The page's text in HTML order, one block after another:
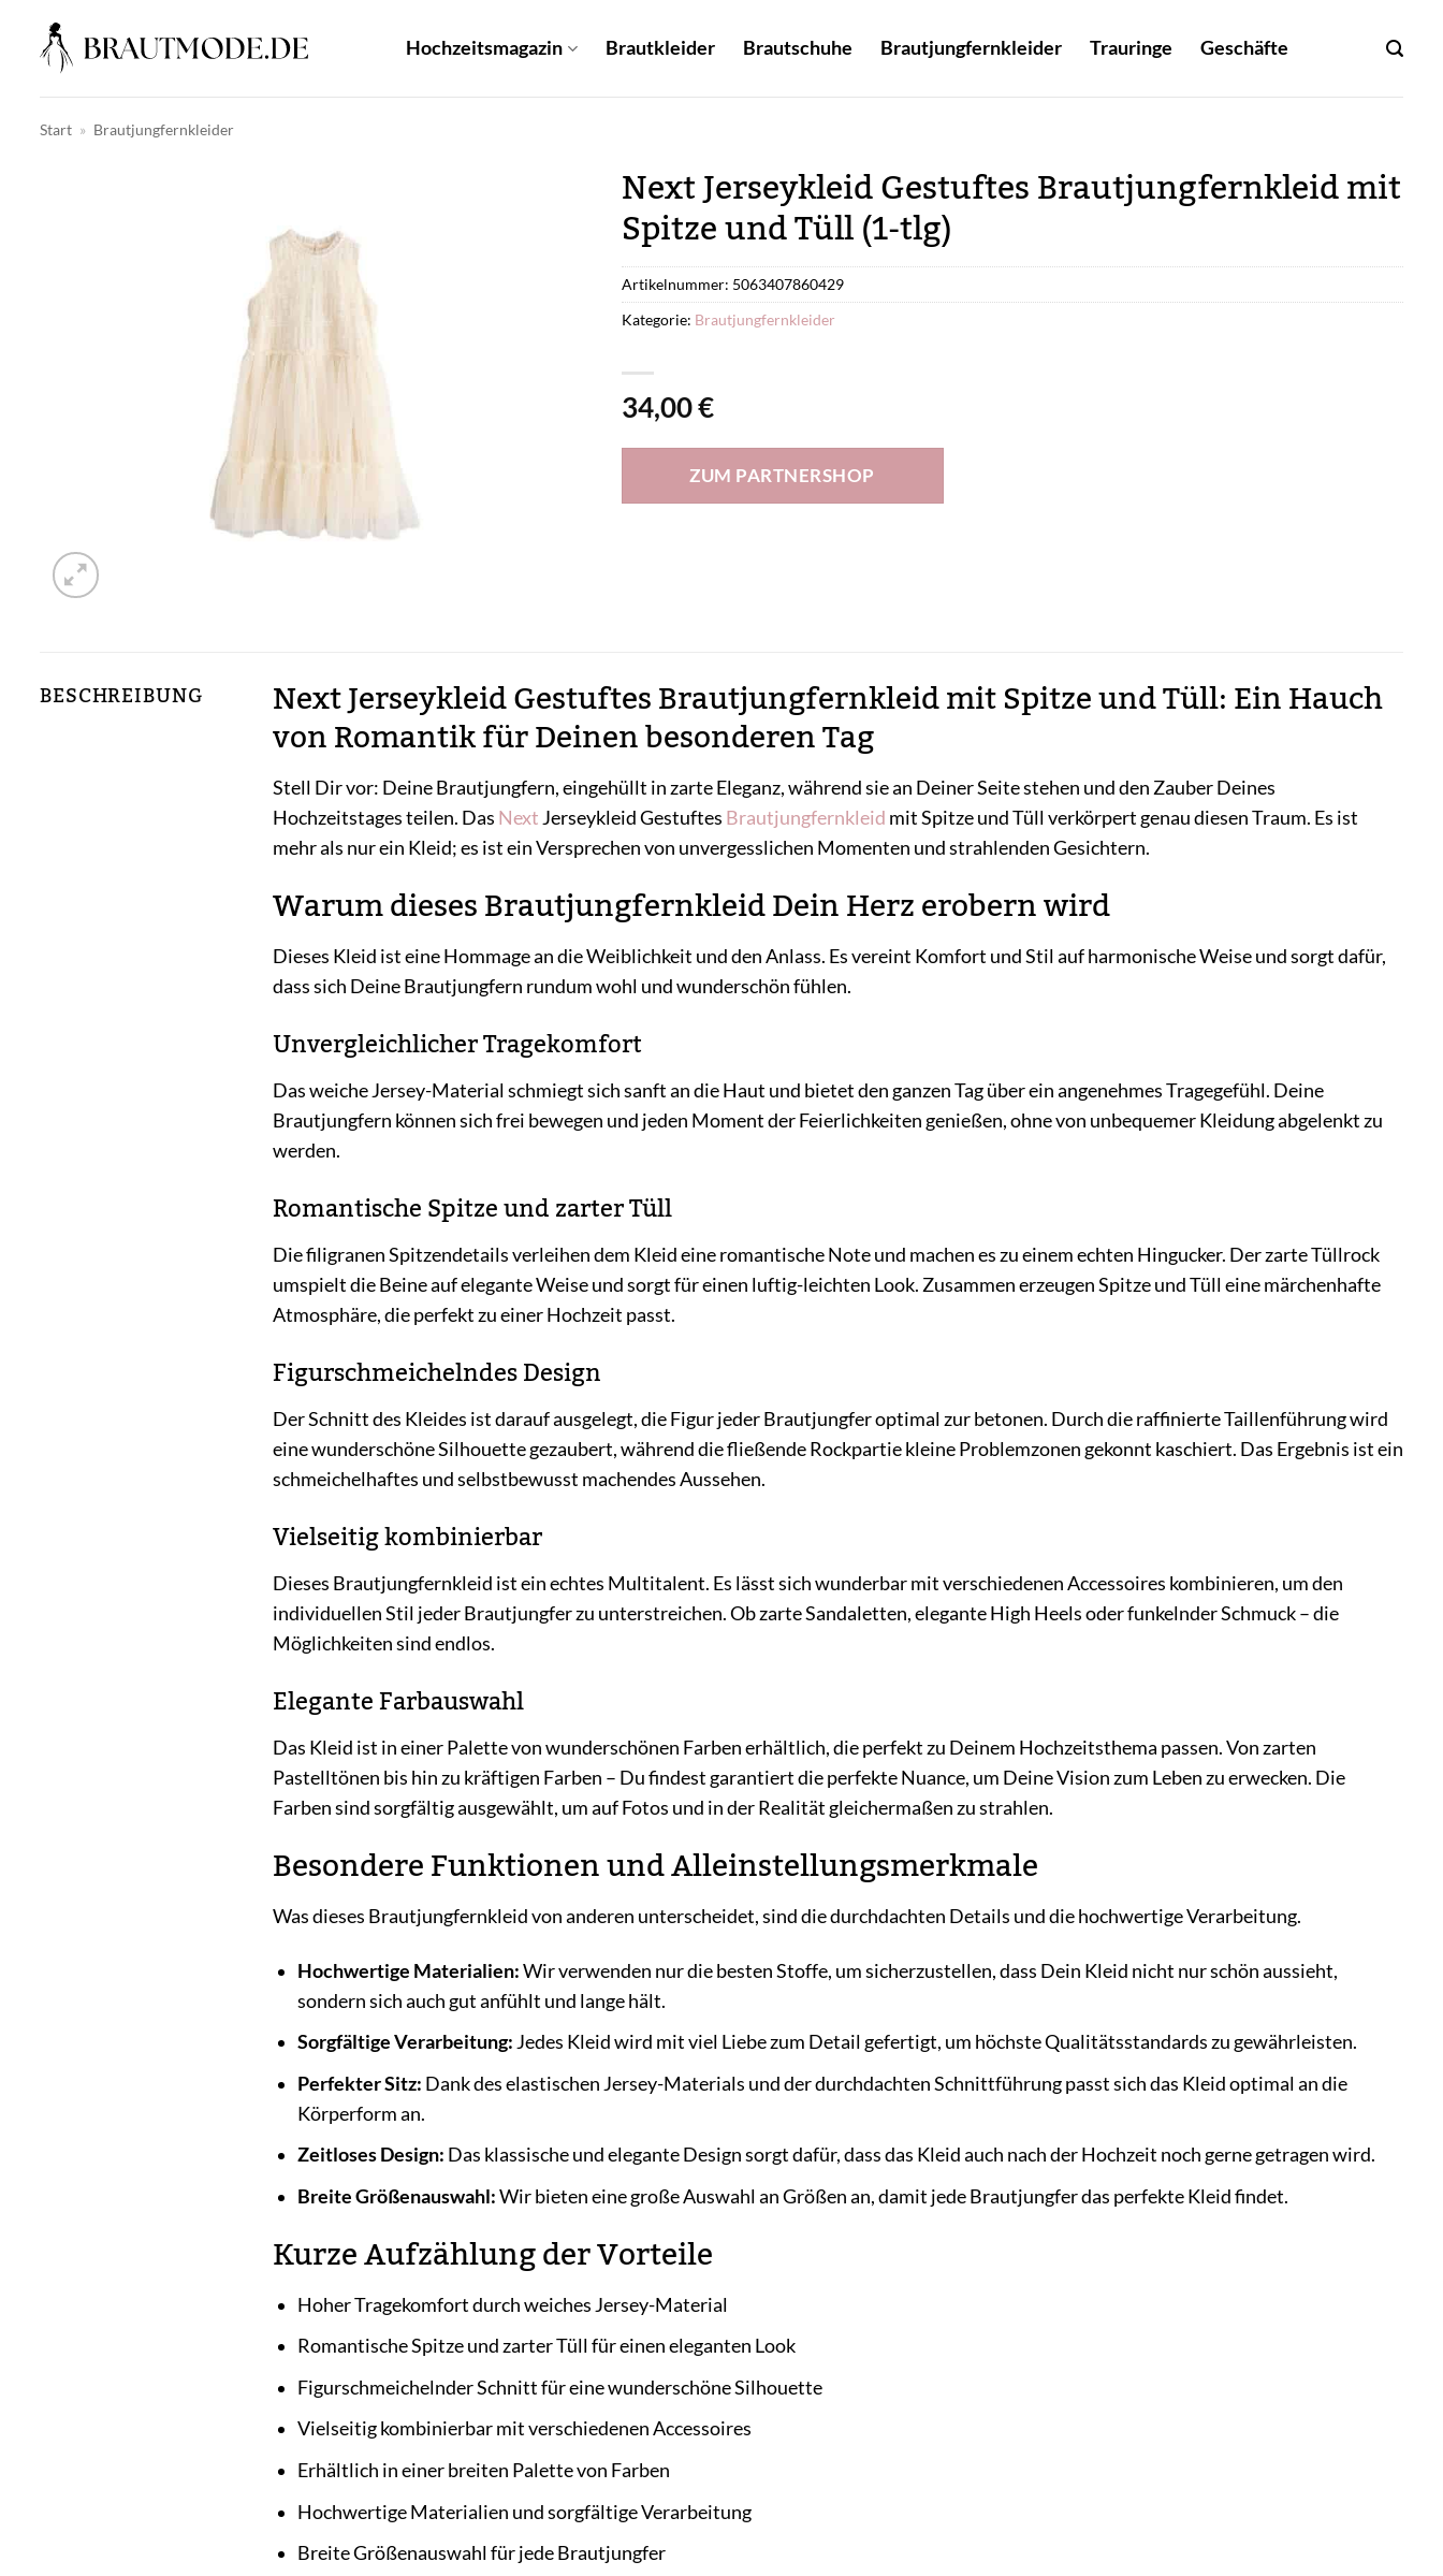
Inhalt
springen
Hochzeitsmagazin Brautkleider Brautschuhe Brautjungfernkleider Trauringe Geschäfte
Start » Brautjungfernkleider
Next Jerseykleid Gestuftes Brautjungfernkleid mit
Spitze und Tüll (1-tlg)
34,00€
ZUM PARTNERSHOP
Artikelnummer: 5063407860429
Kategorie: Brautjungfernkleider
BESCHREIBUNG Next Jerseykleid Gestuftes Brautjungfernkleid mit Spitze und Tüll: Ein Hauch
von Romantik für Deinen besonderen Tag
Stell Dir vor: Deine Brautjungfern, eingehüllt in zarte Eleganz, während sie an Deiner Seite stehen und den Zauber Deines
Hochzeitstages teilen. Das NextJerseykleid Gestuftes Brautjungfernkleid mit Spitze und Tüll verkörpert genau diesen Traum. Es ist
mehr als nur ein Kleid; es ist ein Versprechen von unvergesslichen Momenten und strahlenden Gesichtern.
Warum dieses Brautjungfernkleid Dein Herz erobern wird
Dieses Kleid ist eine Hommage an die Weiblichkeit und den Anlass. Es vereint Komfort und Stil auf harmonische Weise und sorgt dafür,
dass sich Deine Brautjungfern rundum wohl und wunderschön fühlen.
Unvergleichlicher Tragekomfort
Das weiche Jersey-Material schmiegt sich sanft an die Haut und bietet den ganzen Tag über ein angenehmes Tragegefühl. Deine
Brautjungfern können sich frei bewegen und jeden Moment der Feierlichkeiten genießen, ohne von unbequemer Kleidung abgelenkt zu
werden.
Romantische Spitze und zarter Tüll
Die filigranen Spitzendetails verleihen dem Kleid eine romantische Note und machen es zu einem echten Hingucker. Der zarte Tüllrock
umspielt die Beine auf elegante Weise und sorgt für einen luftig-leichten Look. Zusammen erzeugen Spitze und Tüll eine märchenhafte
Atmosphäre, die perfekt zu einer Hochzeit passt.
Figurschmeichelndes Design
Der Schnitt des Kleides ist darauf ausgelegt, die Figur jeder Brautjungfer optimal zur betonen. Durch die raffinierte Taillenführung wird
eine wunderschöne Silhouette gezaubert, während die fließende Rockpartie kleine Problemzonen gekonnt kaschiert. Das Ergebnis ist ein
schmeichelhaftes und selbstbewusst machendes Aussehen.
Vielseitig kombinierbar
Dieses Brautjungfernkleid ist ein echtes Multitalent. Es lässt sich wunderbar mit verschiedenen Accessoires kombinieren, um den
individuellen Stil jeder Brautjungfer zu unterstreichen. Ob zarte Sandaletten, elegante High Heels oder funkelnder Schmuck – die
Möglichkeiten sind endlos.
Elegante Farbauswahl
Das Kleid ist in einer Palette von wunderschönen Farben erhältlich, die perfekt zu Deinem Hochzeitsthema passen. Von zarten
Pastelltönen bis hin zu kräftigen Farben – Du findest garantiert die perfekte Nuance, um Deine Vision zum Leben zu erwecken. Die
Farben sind sorgfältig ausgewählt, um auf Fotos und in der Realität gleichermaßen zu strahlen.
Besondere Funktionen und Alleinstellungsmerkmale
Was dieses Brautjungfernkleid von anderen unterscheidet, sind die durchdachten Details und die hochwertige Verarbeitung.
Hochwertige Materialien:Wir verwenden nur die besten Stoffe, um sicherzustellen, dass Dein Kleid nicht nur schön aussieht,
sondern sich auch gut anfühlt und lange hält.
Sorgfältige Verarbeitung: Jedes Kleid wird mit viel Liebe zum Detail gefertigt, um höchste Qualitätsstandards zu gewährleisten.
Perfekter Sitz: Dank des elastischen Jersey-Materials und der durchdachten Schnittführung passt sich das Kleid optimal an die
Körperform an.
Zeitloses Design: Das klassische und elegante Design sorgt dafür, dass das Kleid auch nach der Hochzeit noch gerne getragen wird.
Breite Größenauswahl:Wir bieten eine große Auswahl an Größen an, damit jede Brautjungfer das perfekte Kleid findet.
Kurze Aufzählung der Vorteile
Hoher Tragekomfort durch weiches Jersey-Material
Romantische Spitze und zarter Tüll für einen eleganten Look
Figurschmeichelnder Schnitt für eine wunderschöne Silhouette
Vielseitig kombinierbar mit verschiedenen Accessoires
Erhältlich in einer breiten Palette von Farben
Hochwertige Materialien und sorgfältige Verarbeitung
Breite Größenauswahl für jede Brautjungfer